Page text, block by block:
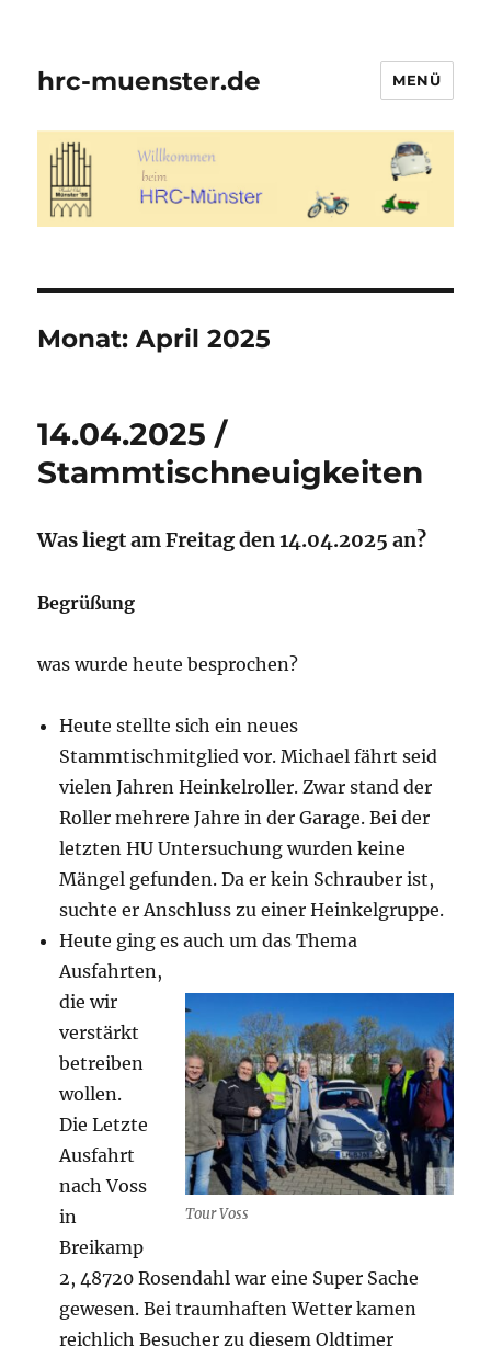
hrc-muenster.de MENÜ
Monat:April 2025
14.04.2025 /
Stammtischneuigkeiten
Was liegt am Freitag den 14.04.2025 an?
Begrüßung
was wurde heute besprochen?
Heute stellte sich ein neues
Stammtischmitglied vor. Michael fährt seid
vielen Jahren Heinkelroller. Zwar stand der
Roller mehrere Jahre in der Garage. Bei der
letzten HU Untersuchung wurden keine
Mängel gefunden. Da er kein Schrauber ist,
suchte er Anschluss zu einer Heinkelgruppe.
Heute ging es auch um das Thema
Ausfahrten,
Tour Voss
die wir
verstärkt
betreiben
wollen.
Die Letzte
Ausfahrt
nach Voss
in
Breikamp
2, 48720 Rosendahl war eine Super Sache
gewesen. Bei traumhaften Wetter kamen
reichlich Besucher zu diesem Oldtimer